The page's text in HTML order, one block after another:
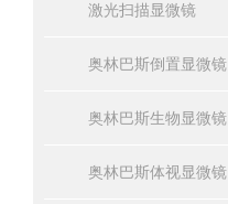
激光扫描显微镜
奥林巴斯倒置显微镜
奥林巴斯生物显微镜
奥林巴斯体视显微镜